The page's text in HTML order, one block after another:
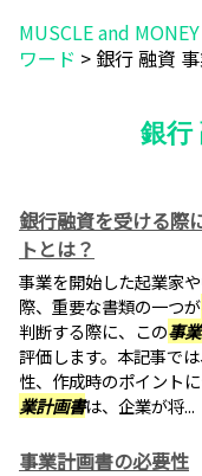
MUSCLE and MONEY
ワード > 銀行 融資
銀行
銀行融資を受ける際
トとは？
事業を開始した起業家
際、重要な書類の一つが
判断する際に、この事
評価します。本記事では
性、作成時のポイント
業計画書は、企業が将...
事業計画書の必要性